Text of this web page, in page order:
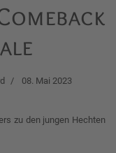
08. Mai 2023
zu den jungen Hechten